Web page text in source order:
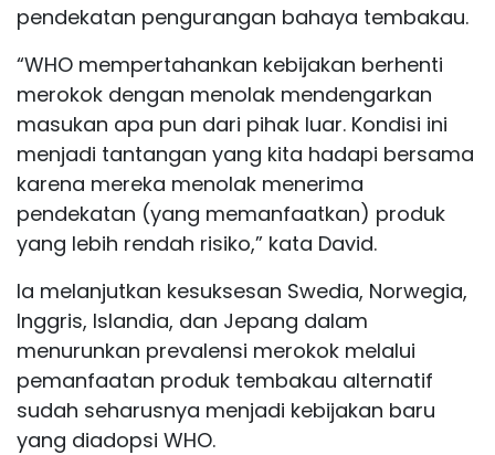
pendekatan pengurangan bahaya tembakau.
“WHO mempertahankan kebijakan berhenti
merokok dengan menolak mendengarkan
masukan apa pun dari pihak luar. Kondisi ini
menjadi tantangan yang kita hadapi bersama
karena mereka menolak menerima
pendekatan (yang memanfaatkan) produk
yang lebih rendah risiko,” kata David.
Ia melanjutkan kesuksesan Swedia, Norwegia,
Inggris, Islandia, dan Jepang dalam
menurunkan prevalensi merokok melalui
pemanfaatan produk tembakau alternatif
sudah seharusnya menjadi kebijakan baru
yang diadopsi WHO.